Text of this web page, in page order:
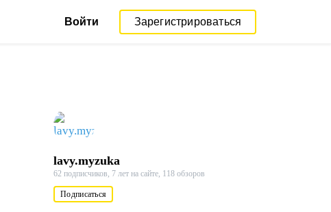
Войти Зарегистрироваться
lavy.myzuka
62 подписчиков, 7 лет на сайте, 118 обзоров
Подписаться